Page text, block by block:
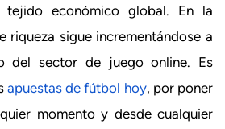
tejido económico global. En la
riqueza sigue incrementándose a
del sector de juego online. Es
apuestas de fútbol hoy, por poner
momento y desde cualquier